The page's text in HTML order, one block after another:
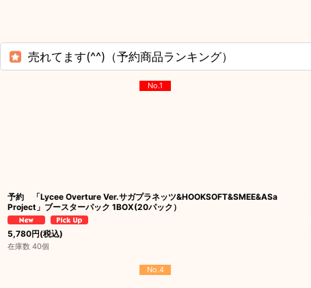
売れてます(^^)（予約商品ランキング）
No.1
予約 「Lycee Overture Ver.サガプラネッツ&HOOKSOFT&SMEE&ASa
Project」ブースターパック 1BOX(20パック）
5,780円(税込)
在庫数 40個
No.4